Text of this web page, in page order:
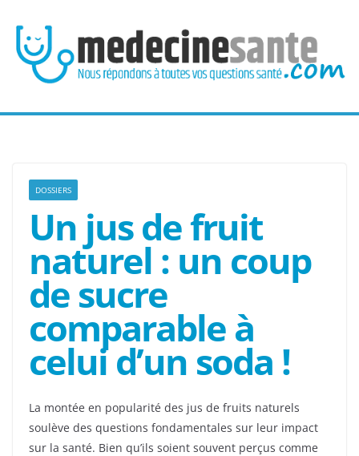
contenu
DOSSIERS
Un jus de fruit
naturel : un coup
de sucre
comparable à
celui d’un soda !
La montée en popularité des jus de fruits naturels
soulève des questions fondamentales sur leur impact
sur la santé. Bien qu’ils soient souvent perçus comme